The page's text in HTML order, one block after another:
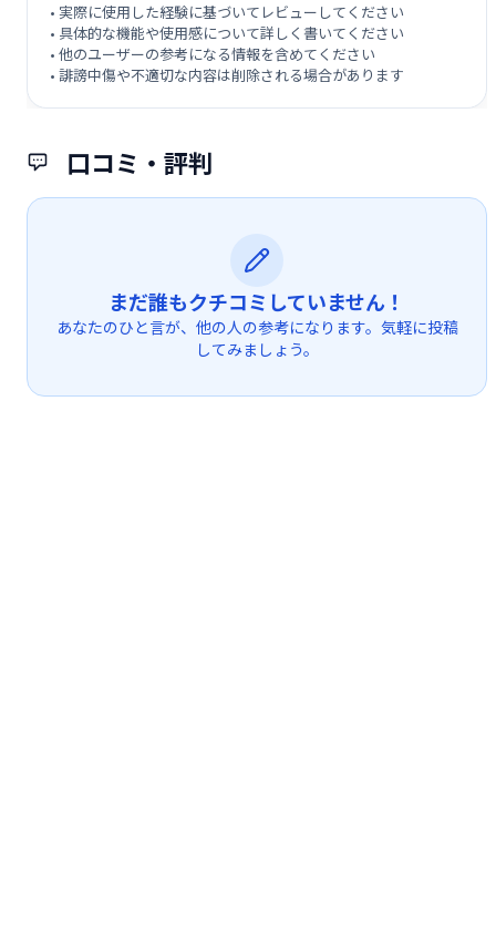
口コミ・評判
まだ誰もクチコミしていません！
あなたのひと言が、他の人の参考になります。気軽に投稿
してみましょう。
• 実際に使用した経験に基づいてレビューしてください
• 具体的な機能や使用感について詳しく書いてください
• 他のユーザーの参考になる情報を含めてください
• 誹謗中傷や不適切な内容は削除される場合があります